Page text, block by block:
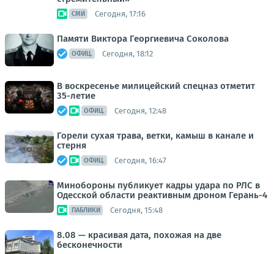
СМИ Сегодня, 17:16
Памяти Виктора Георгиевича Соколова
ОФИЦ. Сегодня, 18:12
В воскресенье милицейский спецназ отметит
35-летие
ОФИЦ. Сегодня, 12:48
Горели сухая трава, ветки, камыш в канале и
стерня
ОФИЦ. Сегодня, 16:47
Минобороны публикует кадры удара по РЛС в
Одесской области реактивным дроном Герань-4
ПАБЛИКИ Сегодня, 15:48
8.08 — красивая дата, похожая на две
бесконечности